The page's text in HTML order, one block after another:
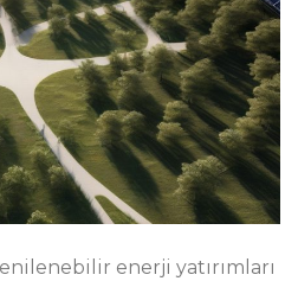
enerji yatırımları